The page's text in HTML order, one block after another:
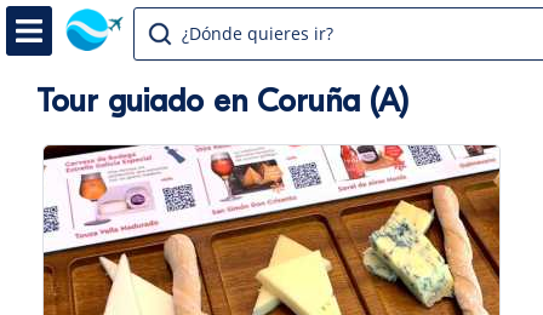
¿Dónde quieres ir?
Tour guiado en Coruña (A)